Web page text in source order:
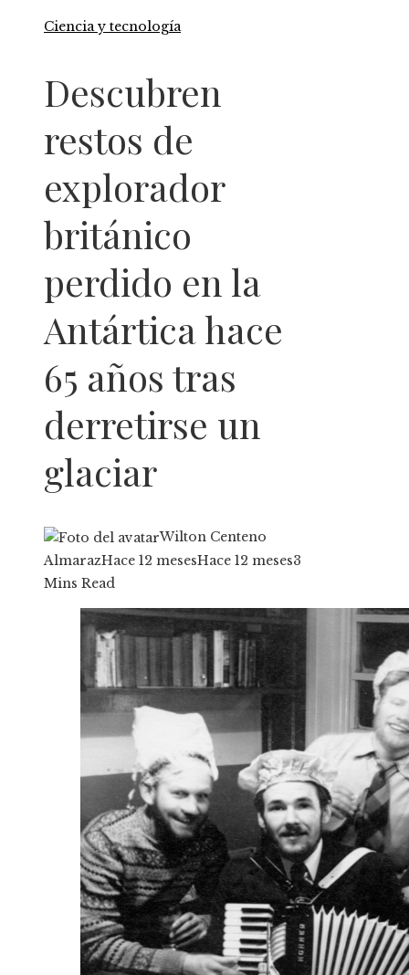
Ciencia y tecnología
Descubren
restos de
explorador
británico
perdido en la
Antártica hace
65 años tras
derretirse un
glaciar
Wilton Centeno
AlmarazHace 12 mesesHace 12 meses3
Mins Read